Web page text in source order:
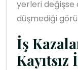
yerleri değişse
düşmediği
İş